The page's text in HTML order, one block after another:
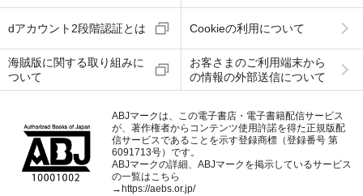
dアカウント2段階認証とは Cookieの利用について
海賊版に関する取り組みに
ついて
お客さまのご利用端末から
の情報の外部送信について
ABJマークは、この電子書店・電子書籍配信サービス
が、著作権者からコンテンツ使用許諾を得た正規版配
信サービスであることを示す登録商標（登録番号 第
6091713号）です。
ABJマークの詳細、ABJマークを掲示しているサービス
の一覧はこちら
→ https://aebs.or.jp/